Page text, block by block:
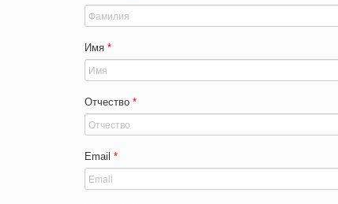
Имя *
Отчество *
Email *